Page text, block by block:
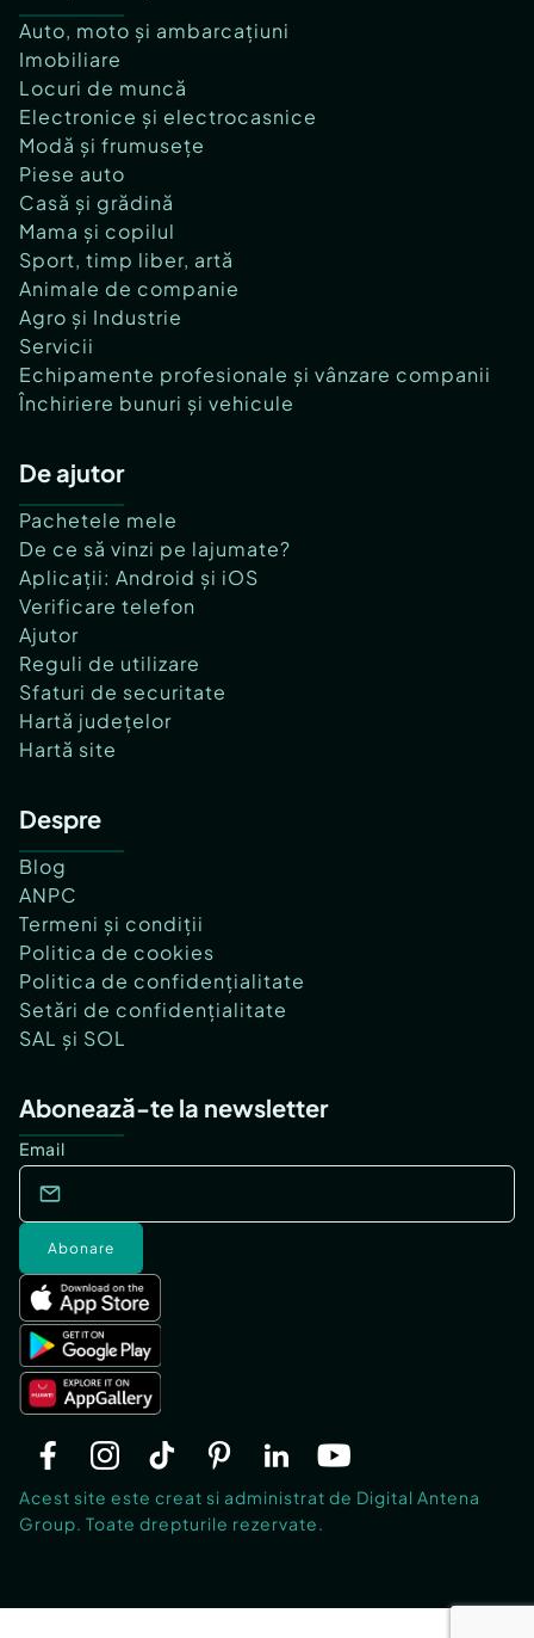
Auto, moto și ambarcațiuni
Imobiliare
Locuri de muncă
Electronice și electrocasnice
Modă și frumusețe
Piese auto
Casă și grădină
Mama și copilul
Sport, timp liber, artă
Animale de companie
Agro și Industrie
Servicii
Echipamente profesionale și vânzare companii
Închiriere bunuri și vehicule
De ajutor
Pachetele mele
De ce să vinzi pe lajumate?
Aplicații: Android și iOS
Verificare telefon
Ajutor
Reguli de utilizare
Sfaturi de securitate
Hartă județelor
Hartă site
Despre
Blog
ANPC
Termeni și condiții
Politica de cookies
Politica de confidențialitate
Setări de confidențialitate
SAL și SOL
Abonează-te la newsletter
Email
Abonare
Acest site este creat si administrat de Digital Antena
Group. Toate drepturile rezervate.